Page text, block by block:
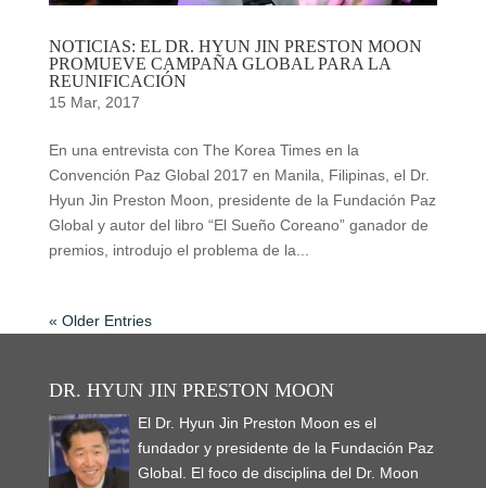
NOTICIAS: EL DR. HYUN JIN PRESTON MOON
PROMUEVE CAMPAÑA GLOBAL PARA LA
REUNIFICACIÓN
15 Mar, 2017
En una entrevista con The Korea Times en la
Convención Paz Global 2017 en Manila, Filipinas, el Dr.
Hyun Jin Preston Moon, presidente de la Fundación Paz
Global y autor del libro “El Sueño Coreano” ganador de
premios, introdujo el problema de la...
« Older Entries
DR. HYUN JIN PRESTON MOON
El Dr. Hyun Jin Preston Moon es el
fundador y presidente de la Fundación Paz
Global. El foco de disciplina del Dr. Moon